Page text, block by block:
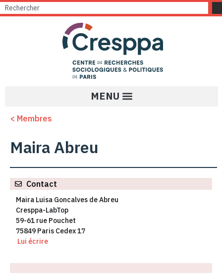
< Membres
Maira Abreu
Contact
Maira Luisa Goncalves de Abreu
Cresppa-LabTop
59-61 rue Pouchet
75849 Paris Cedex 17
Lui écrire